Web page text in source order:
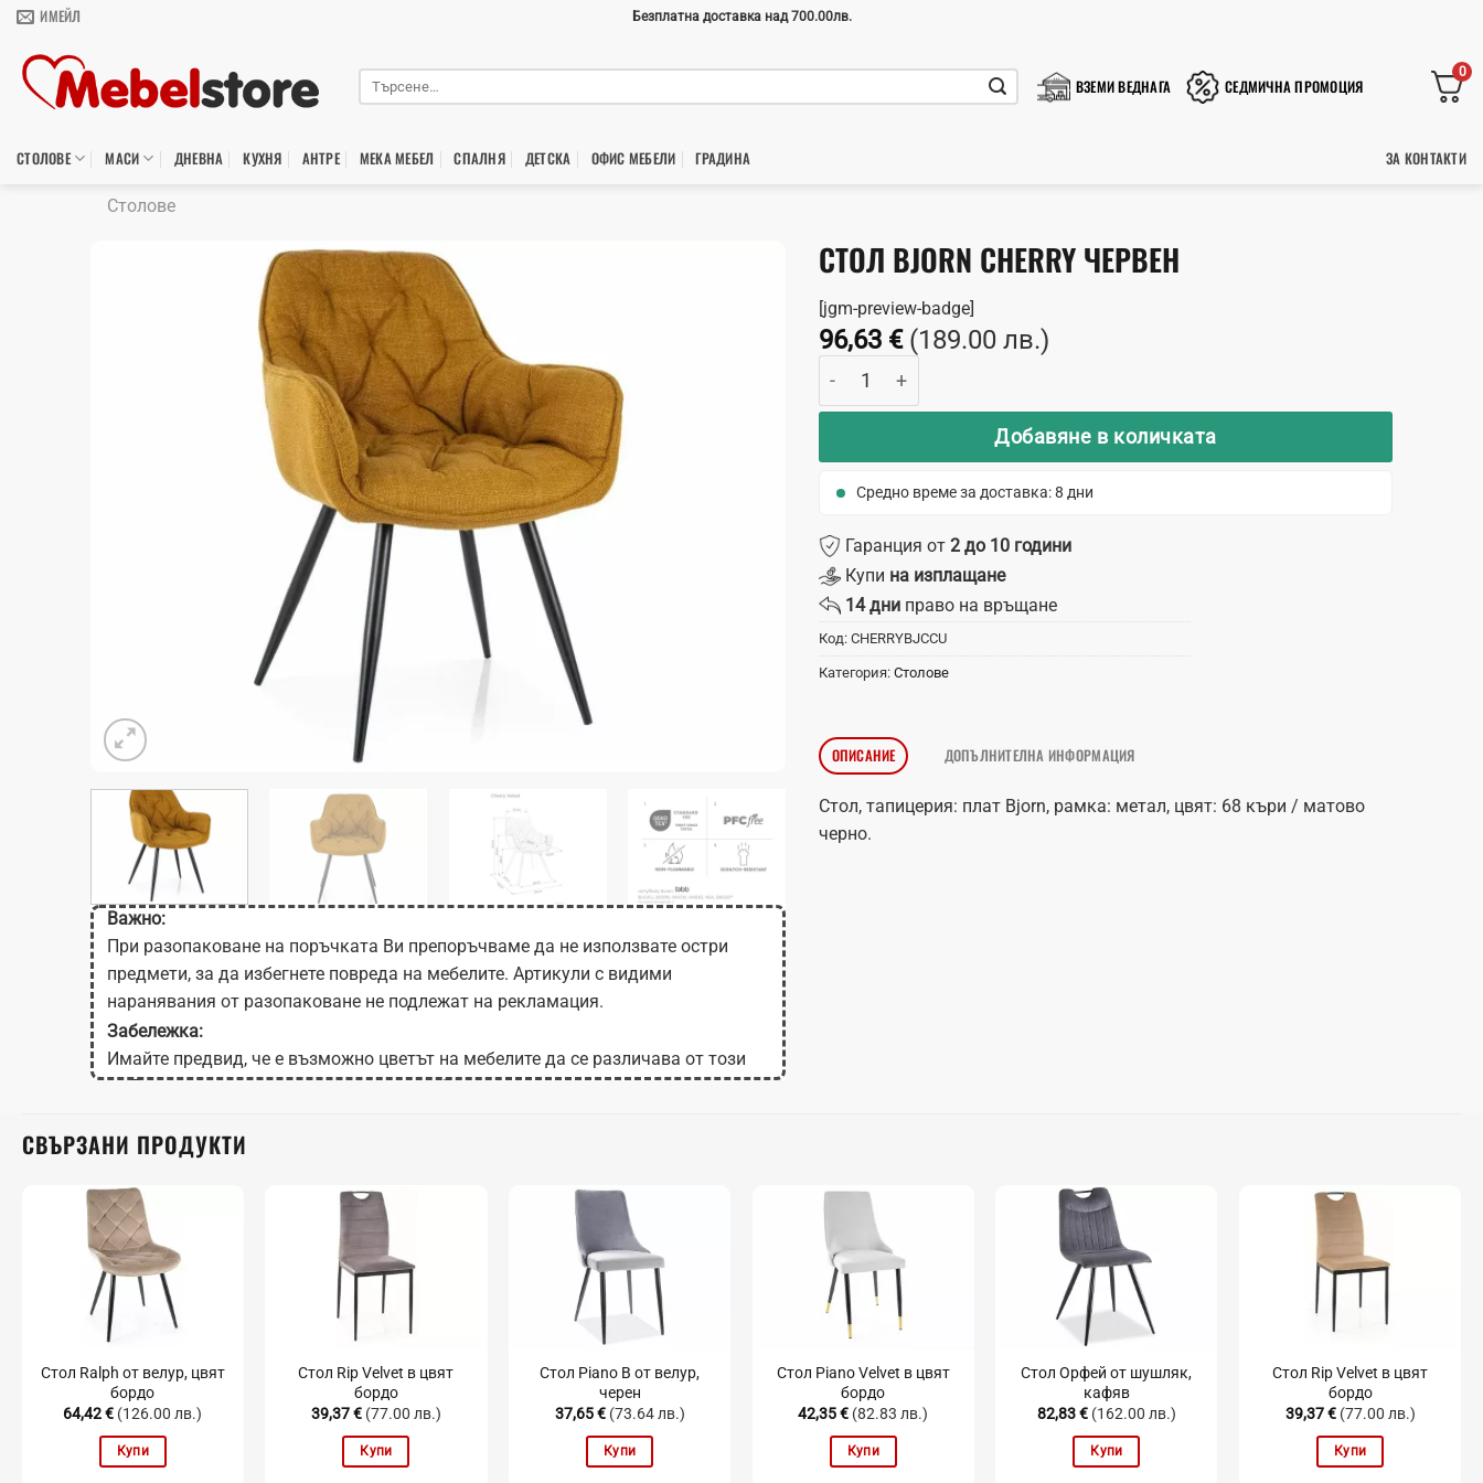
Skip
content
ИМЕЙЛ Безплатна доставка над 700.00лв.
ВЗЕМИ ВЕДНАГА СЕДМИЧНА ПРОМОЦИЯ
0
СТОЛОВЕ МАСИ ДНЕВНА КУХНЯ АНТРЕ МЕКА МЕБЕЛ СПАЛНЯ ДЕТСКА ОФИС МЕБЕЛИ ГРАДИНA ЗА КОНТАКТИ
Столове
Важно:
При разопаковане на поръчката Ви препоръчваме да не използвате остри
предмети, за да избегнете повреда на мебелите. Артикули с видими
наранявания от разопаковане не подлежат на рекламация.
Забележка:
Имайте предвид, че е възможно цветът на мебелите да се различава от този
на Вашия екран в зависимост от настройките на монитора.
СТОЛ BJORN CHERRY ЧЕРВЕН
[jgm-preview-badge]
96,63 € (189.00 лв.)
Добавяне в количката
Средно време за доставка: 8 дни
Гаранция от 2 до 10 години
Купи на изплащане
14 дни право на връщане
Код: CHERRYBJCCU
Категория: Столове
ОПИСАНИЕ ДОПЪЛНИТЕЛНА ИНФОРМАЦИЯ
Стол, тапицерия: плат Bjorn, рамка: метал, цвят: 68 къри / матово
черно.
СВЪРЗАНИ ПРОДУКТИ
Стол Ralph от велур, цвят
бордо
64,42€ (126.00 лв.)
Купи
Стол Rip Velvet в цвят
бордо
39,37€ (77.00 лв.)
Купи
Стол Piano B от велур,
черен
37,65€ (73.64 лв.)
Купи
Стол Piano Velvet в цвят
бордо
42,35€ (82.83 лв.)
Купи
Стол Орфей от шушляк,
кафяв
82,83€ (162.00 лв.)
Купи
Стол Rip Velvet в цвят
бордо
39,37€ (77.00 лв.)
Купи